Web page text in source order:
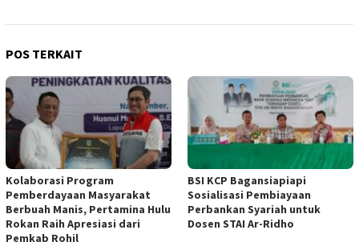
POS TERKAIT
Kolaborasi Program
Pemberdayaan Masyarakat
Berbuah Manis, Pertamina Hulu
Rokan Raih Apresiasi dari
Pemkab Rohil
BSI KCP Bagansiapiapi
Sosialisasi Pembiayaan
Perbankan Syariah untuk
Dosen STAI Ar-Ridho